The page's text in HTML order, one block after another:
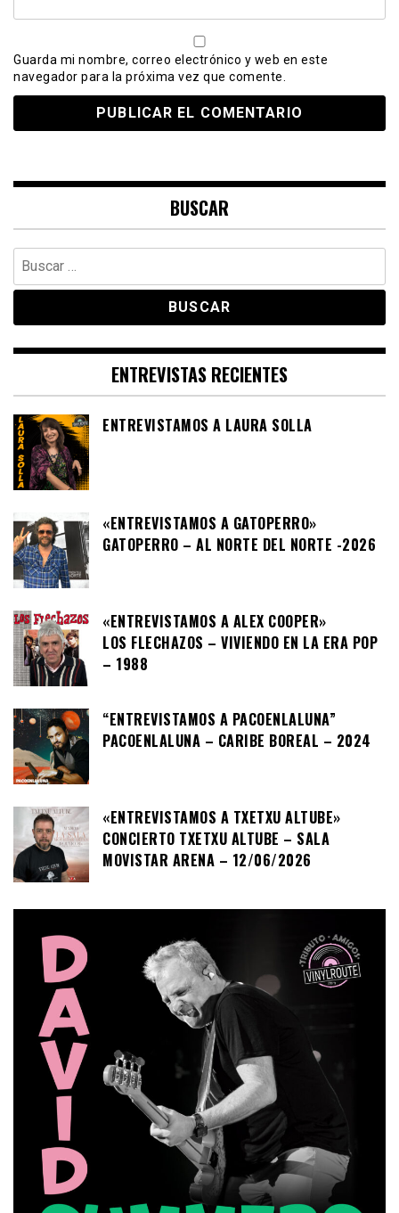
Guarda mi nombre, correo electrónico y web en este
navegador para la próxima vez que comente.
BUSCAR
Buscar:
ENTREVISTAS RECIENTES
ENTREVISTAMOS A LAURA SOLLA
«ENTREVISTAMOS A GATOPERRO»
GATOPERRO – AL NORTE DEL NORTE -2026
«ENTREVISTAMOS A ALEX COOPER»
LOS FLECHAZOS – VIVIENDO EN LA ERA POP
– 1988
“ENTREVISTAMOS A PACOENLALUNA”
PACOENLALUNA – CARIBE BOREAL – 2024
«ENTREVISTAMOS A TXETXU ALTUBE»
CONCIERTO TXETXU ALTUBE – SALA
MOVISTAR ARENA – 12/06/2026